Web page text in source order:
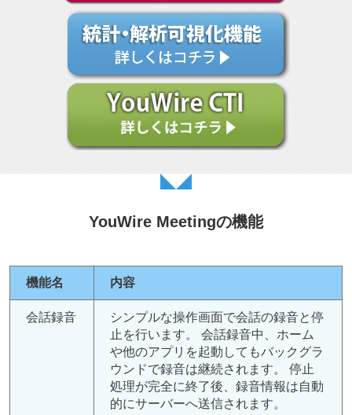
YouWire Meetingの機能
機能名 内容
会話録音
シンプルな操作画面で会話の録音と停
止を行います。 会話録音中、ホーム
や他のアプリを起動してもバックグラ
ウンドで録音は継続されます。 停止
処理が完全に終了後、録音情報は自動
的にサーバーへ送信されます。